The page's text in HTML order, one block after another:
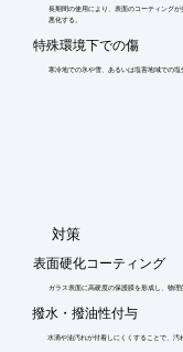
長期間の使用により、表面のコーティング
悪化する。
特殊環境下での傷
寒冷地での氷や雪、あるいは塩害地域での塩
​対策
表面硬化コーティング
ガラス表面に高硬度の保護膜を形成し、物理
撥水・撥油性付与
水滴や油汚れが付着しにくくすることで、汚